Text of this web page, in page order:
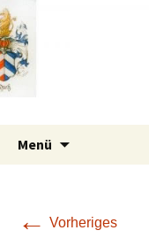
Menü
← Vorheriges